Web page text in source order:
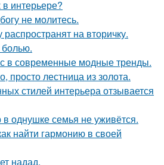
интерьере?
не молитесь.
на вторичку.
в современные модные тренды.
просто лестница из золота.
стилей интерьера отзывается
в однушке семья не уживётся.
найти гармонию в своей
надад.